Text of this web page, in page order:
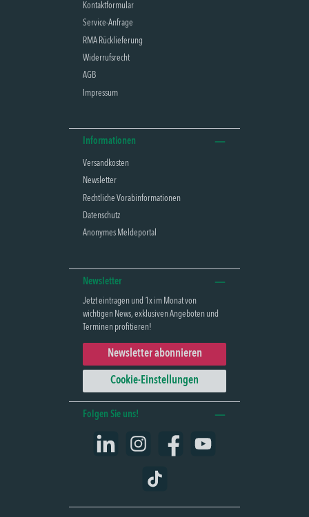
Kontaktformular
Service-Anfrage
RMA Rücklieferung
Widerrufsrecht
AGB
Impressum
Informationen
Versandkosten
Newsletter
Rechtliche Vorabinformationen
Datenschutz
Anonymes Meldeportal
Newsletter
Jetzt eintragen und 1x im Monat von
wichtigen News, exklusiven Angeboten und
Terminen profitieren!
Newsletter abonnieren
Cookie-Einstellungen
Folgen Sie uns!
Instagram Facebook YouTube
TikTok